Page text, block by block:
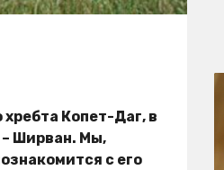
хребта Копет-Даг, в
– Ширван. Мы,
с его